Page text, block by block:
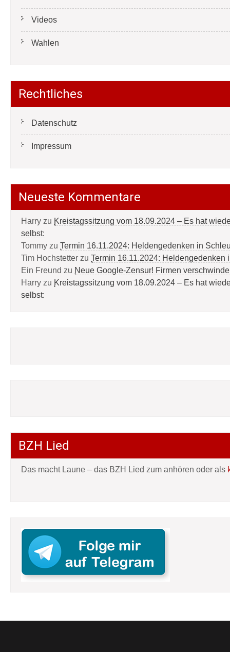
Videos
Wahlen
Rechtliches
Datenschutz
Impressum
Neueste Kommentare
Harry zu Kreistagssitzung vom 18.09.2024 – Es hat
selbst:
Tommy zu Termin 16.11.2024: Heldengedenken in
Tim Hochstetter zu Termin 16.11.2024: Heldengedenken
Ein Freund zu Neue Google-Zensur! Firmen
Harry zu Kreistagssitzung vom 18.09.2024 – Es hat
selbst:
BZH Lied
Das macht Laune – das BZH Lied zum anhören oder als